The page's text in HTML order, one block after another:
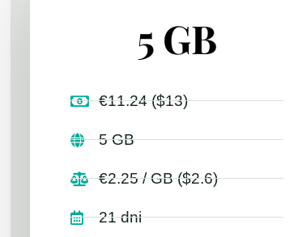
5 GB
€11.24 ($13)
5 GB
€2.25 / GB ($2.6)
21 dni